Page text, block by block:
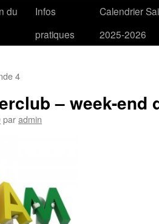
du
Infos
pratiques
Calendrier
2025-2026
4
– week-end
paradmin